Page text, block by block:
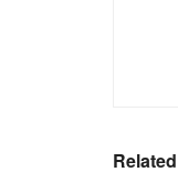
Related